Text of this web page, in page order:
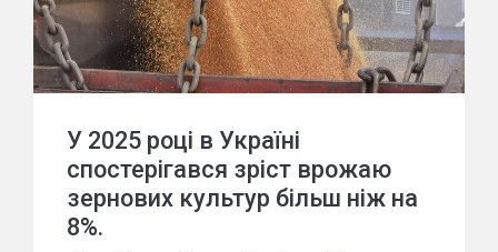
У 2025 році в Україні
спостерігався зріст врожаю
зернових культур більш ніж на
8%.